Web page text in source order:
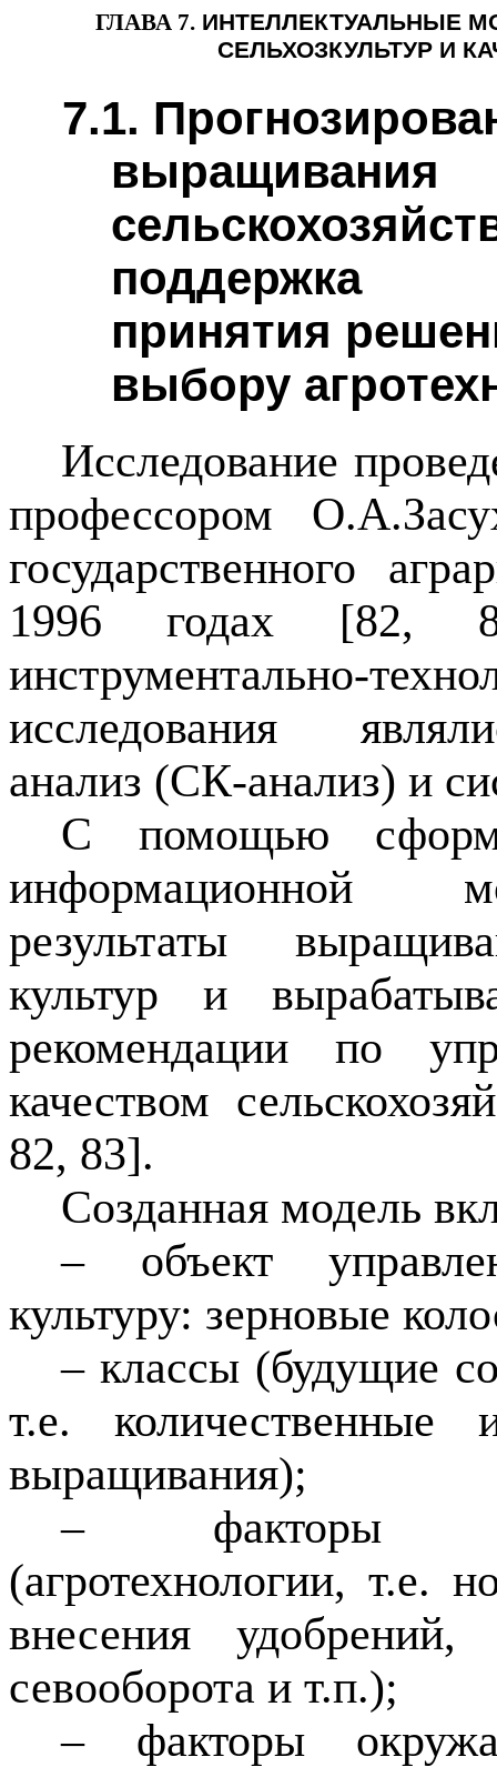
ГЛАВА 7. ИНТЕЛЛЕКТУАЛЬНЫЕ
СЕЛЬХОЗКУЛЬТУР И
7.1.
выращивания
поддержка
принятия
выбору
Исследование
профессором
государственного
1996 годах [82,
инструментально-
исследования
анализ (СК-анализ) и
С помощью
информационной
результаты
культур и
рекомендации по
качеством
82, 83].
Созданная модель
– объект
культуру: зерновые
– классы (будущие
т.е. количественные
выращивания);
– факторы
(агротехнологии,
внесения
севооборота и т.п.);
– факторы